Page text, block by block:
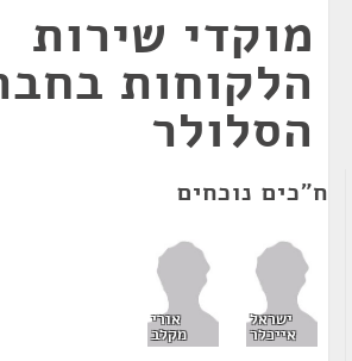
מוקדי שירות
הלקוחות
הסלולר
ח"כים נוכחים
ישראל
אייכלר
אורי
מקלב